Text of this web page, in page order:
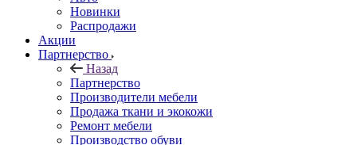
Новинки
Распродажи
Акции
Партнерство
Назад
Партнерство
Производители мебели
Продажа ткани и экокожи
Ремонт мебели
Производство обуви